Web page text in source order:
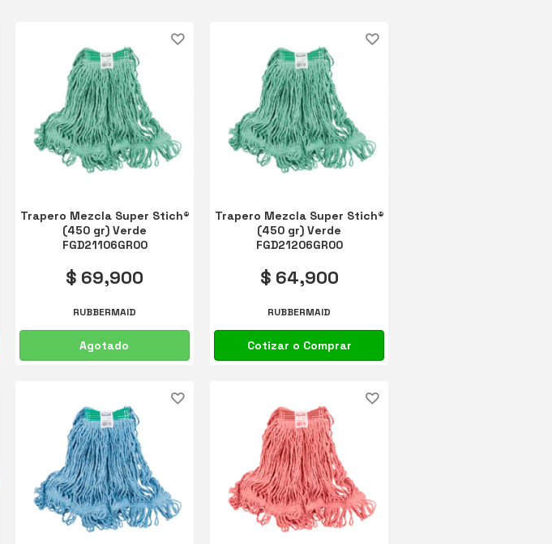
Trapero Mezcla Super Stich®
(450 gr) Verde
FGD21106GR00
$ 69,900
RUBBERMAID
Agotado
Trapero Mezcla Super Stich®
(450 gr) Verde
FGD21206GR00
$ 64,900
RUBBERMAID
Cotizar o Comprar